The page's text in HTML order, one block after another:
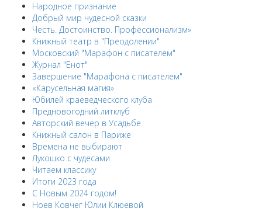
Народное признание
Добрый мир чудесной сказки
Честь. Достоинство. Профессионализм»
Книжный театр в "Преодолении"
Московский "Марафон с писателем"
Журнал "Енот"
Завершение "Марафона с писателем"
«Карусельная магия»
Юбилей краеведческого клуба
Предновогодний литклуб
Авторский вечер в Усадьбе
Книжный салон в Париже
Времена не выбирают
Лукошко с чудесами
Читаем классику
Итоги 2023 года
С Новым 2024 годом!
Ноев Ковчег Юлии Клюевой